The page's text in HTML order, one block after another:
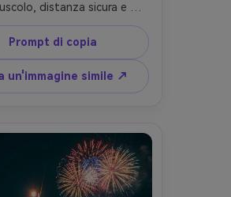
distanza sicura e
sentieri di luce
magliette bianche
con sottili accenti rossi e
del cortile con luci a
scattato su Sony A7IV,
umore gioioso- -ar
Prompt di copia
un'immagine simile ↗